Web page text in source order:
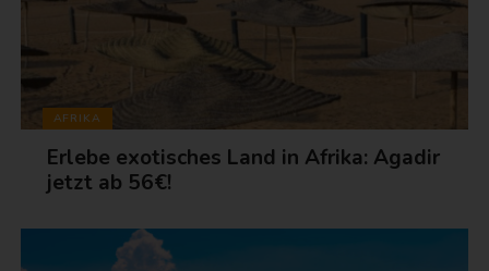
AFRIKA
Erlebe exotisches Land in Afrika: Agadir
jetzt ab 56€!